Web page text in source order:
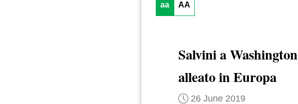
aa AA
Salvini a Washington
alleato in Europa
26 June 2019